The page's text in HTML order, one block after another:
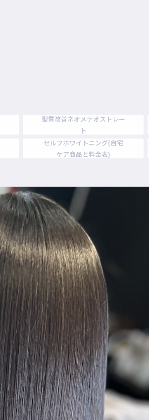
髪質改善ネオメテオストレー
ト
セルフホワイトニング(自宅
ケア商品と料金表)